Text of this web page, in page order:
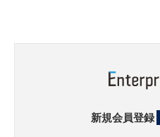
新規会員登録